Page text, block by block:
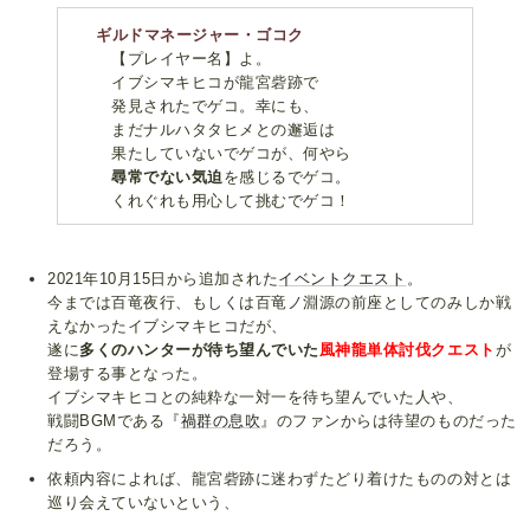
ギルドマネージャー・ゴコク
【プレイヤー名】よ。
イブシマキヒコが龍宮砦跡で
発見されたでゲコ。幸にも、
まだナルハタタヒメとの邂逅は
果たしていないでゲコが、何やら
尋常でない気迫を感じるでゲコ。
くれぐれも用心して挑むでゲコ！
2021年10月15日から追加されたイベントクエスト 。
今までは百竜夜行、もしくは百竜ノ淵源の前座としてのみしか戦
えなかったイブシマキヒコだが、
遂に 多くのハンターが待ち望んでいた 風神龍単体討伐クエスト が
登場する事となった。
イブシマキヒコとの純粋な一対一を待ち望んでいた人や、
戦闘BGMである『禍群の息吹 』のファンからは待望のものだった
だろう。
依頼内容によれば、龍宮砦跡に迷わずたどり着けたものの対とは
巡り会えていないという、